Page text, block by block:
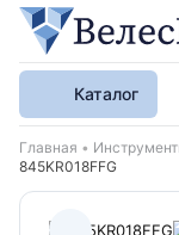
Каталог
Хлебные
Главная
845KR018FFG